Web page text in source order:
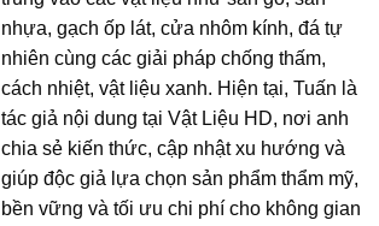
nhựa, gạch ốp lát, cửa nhôm kính, đá tự
nhiên cùng các giải pháp chống thấm,
cách nhiệt, vật liệu xanh. Hiện tại, Tuấn là
tác giả nội dung tại Vật Liệu HD, nơi anh
chia sẻ kiến thức, cập nhật xu hướng và
giúp độc giả lựa chọn sản phẩm thẩm mỹ,
bền vững và tối ưu chi phí cho không gian